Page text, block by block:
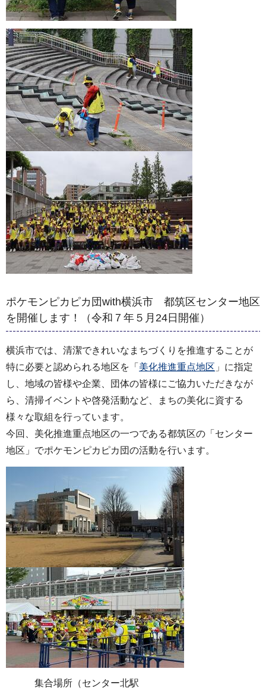
ポケモンピカピカ団with横浜市 都筑区センター地区
を開催します！（令和７年５月24日開催）
横浜市では、清潔できれいなまちづくりを推進することが
特に必要と認められる地区を「 美化推進重点地区 」に指定
し、地域の皆様や企業、団体の皆様にご協力いただきなが
ら、清掃イベントや啓発活動など、まちの美化に資する
様々な取組を行っています。
今回、美化推進重点地区の一つである都筑区の「センター
地区」でポケモンピカピカ団の活動を行います。
集合場所（センター北駅